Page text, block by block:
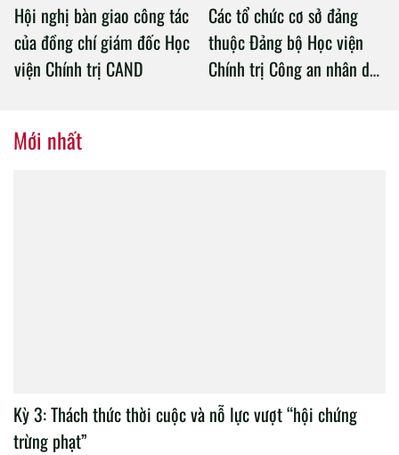
Hội nghị bàn giao công tác
của đồng chí giám đốc Học
viện Chính trị CAND
Các tổ chức cơ sở đảng
thuộc Đảng bộ Học viện
Chính trị Công an nhân dân
Mới nhất
Kỳ 3: Thách thức thời cuộc và nỗ lực vượt “hội chứng
trừng phạt”